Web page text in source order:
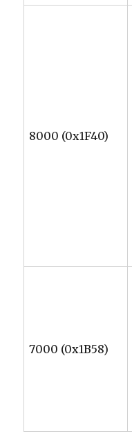
8000 (0x1F40)
7000 (0x1B58)